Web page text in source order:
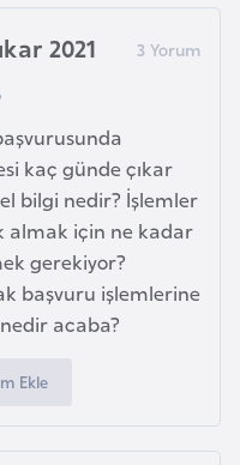
2021
kaç günde çıkar
bilgi nedir? İşlemler
almak için ne kadar
gerekiyor?
başvuru işlemlerine
acaba?
Ekle